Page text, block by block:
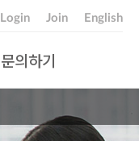
Login Join English
문의하기